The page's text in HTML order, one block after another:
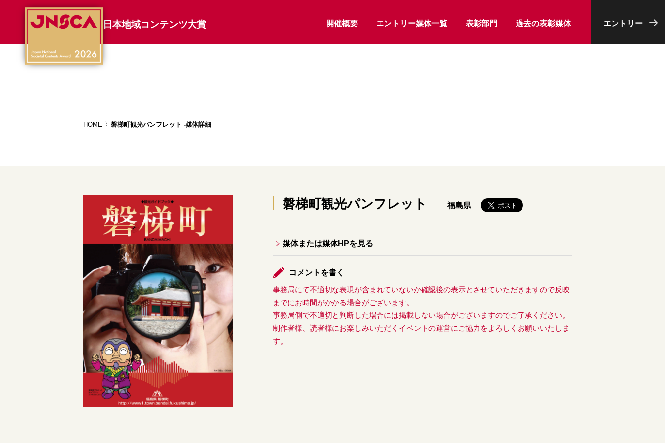
日本地域コンテンツ大賞 開催概要 エントリー媒体一覧 表彰部門 過去の表彰媒体 エントリー
HOME 磐梯町観光パンフレット -媒体詳細
磐梯町観光パンフレット 福島県
媒体または媒体HPを見る
コメントを書く
事務局にて不適切な表現が含まれていないか確認後の表示とさせていただきますので反映
までにお時間がかかる場合がございます。
事務局側で不適切と判断した場合には掲載しない場合がございますのでご了承ください。
制作者様、読者様にお楽しみいただくイベントの運営にご協力をよろしくお願いいたしま
す。